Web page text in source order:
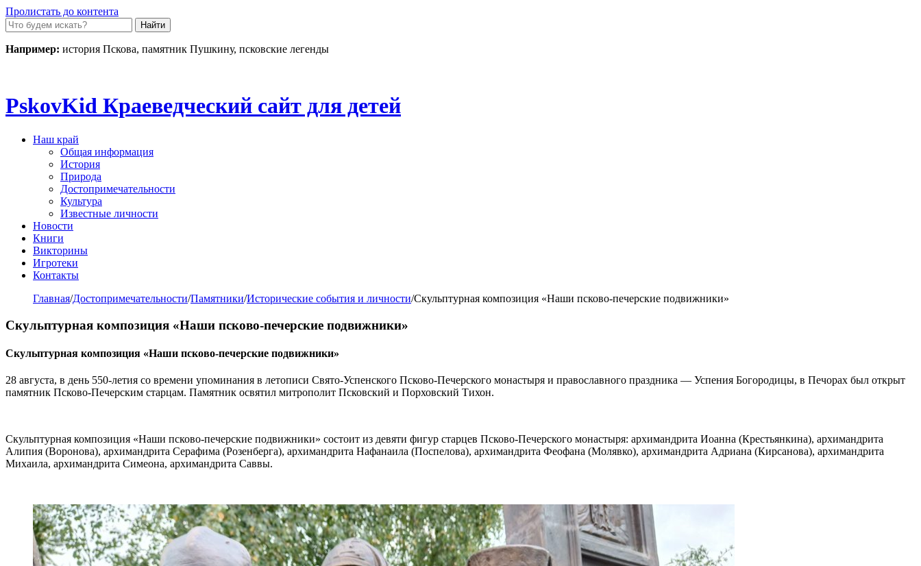
Пролистать до контента
Например: история Пскова, памятник Пушкину, псковские легенды
PskovKid Краеведческий сайт для детей
Наш край
Общая информация
История
Природа
Достопримечательности
Культура
Известные личности
Новости
Книги
Викторины
Игротеки
Контакты
Главная/Достопримечательности/Памятники/Исторические события и личности/Скульптурная композиция «Наши псково-печерские подвижники»
Скульптурная композиция «Наши псково-печерские подвижники»
Скульптурная композиция «Наши псково-печерские подвижники»
28 августа, в день 550-летия со времени упоминания в летописи Свято-Успенского Псково-Печерского монастыря и православного праздника — Успения Богородицы, в Печорах был открыт
памятник Псково-Печерским старцам. Памятник освятил митрополит Псковский и Порховский Тихон.
Скульптурная композиция «Наши псково-печерские подвижники» состоит из девяти фигур старцев Псково-Печерского монастыря: архимандрита Иоанна (Крестьянкина), архимандрита
Алипия (Воронова), архимандрита Серафима (Розенберга), архимандрита Нафанаила (Поспелова), архимандрита Феофана (Молявко), архимандрита Адриана (Кирсанова), архимандрита
Михаила, архимандрита Симеона, архимандрита Саввы.